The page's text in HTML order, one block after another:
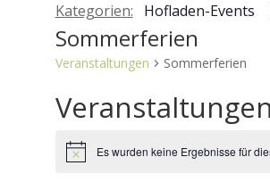
Kategorien: Hofladen-Events
Sommerferien
Veranstaltungen Sommerferien
Veranstaltungen
HinweisEs wurden keine Ergebnisse für